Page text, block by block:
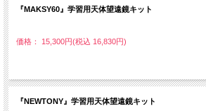
『MAKSY60』学習用天体望遠鏡キット
価格： 15,300円(税込 16,830円)
『NEWTONY』学習用天体望遠鏡キット